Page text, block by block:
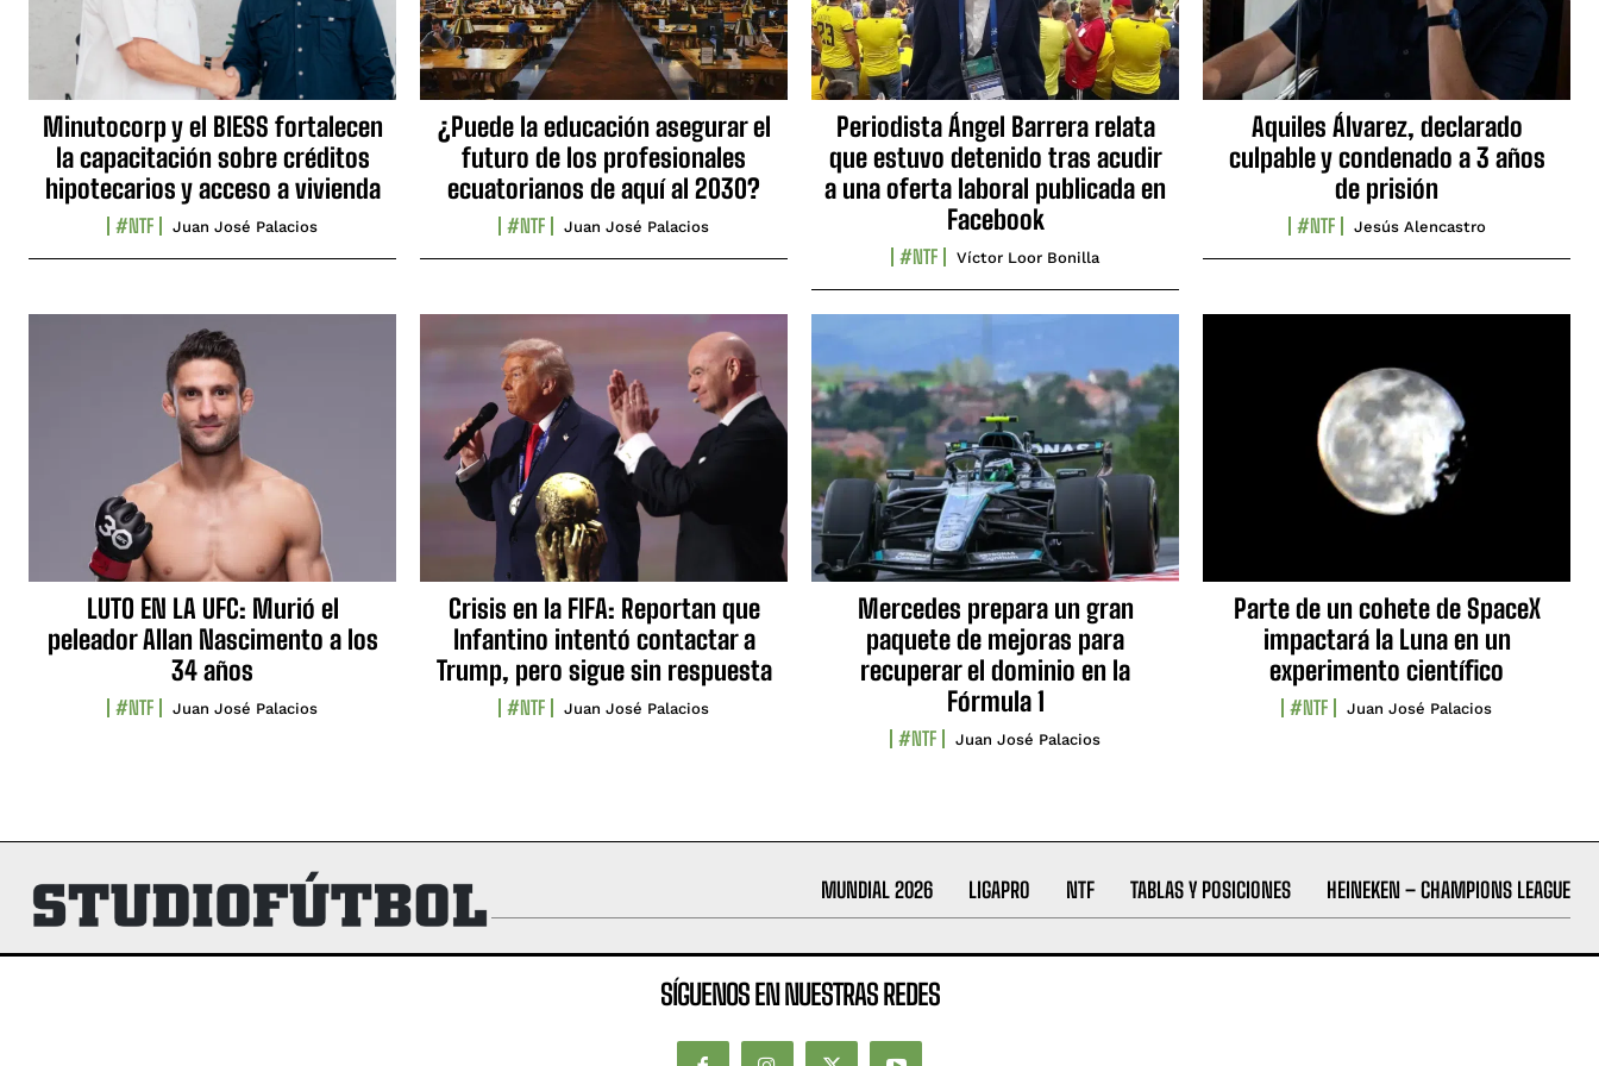
Minutocorp y el BIESS fortalecen
la capacitación sobre créditos
hipotecarios y acceso a vivienda
#NTF Juan José Palacios
¿Puede la educación asegurar el
futuro de los profesionales
ecuatorianos de aquí al 2030?
#NTF Juan José Palacios
Periodista Ángel Barrera relata
que estuvo detenido tras acudir
a una oferta laboral publicada en
Facebook
#NTF Víctor Loor Bonilla
Aquiles Álvarez, declarado
culpable y condenado a 3 años
de prisión
#NTF Jesús Alencastro
LUTO EN LA UFC: Murió el
peleador Allan Nascimento a los
34 años
#NTF Juan José Palacios
Crisis en la FIFA: Reportan que
Infantino intentó contactar a
Trump, pero sigue sin respuesta
#NTF Juan José Palacios
Mercedes prepara un gran
paquete de mejoras para
recuperar el dominio en la
Fórmula 1
#NTF Juan José Palacios
Parte de un cohete de SpaceX
impactará la Luna en un
experimento científico
#NTF Juan José Palacios
MUNDIAL 2026 LIGAPRO NTF TABLAS Y POSICIONES HEINEKEN – CHAMPIONS LEAGUE
SÍGUENOS EN NUESTRAS REDES